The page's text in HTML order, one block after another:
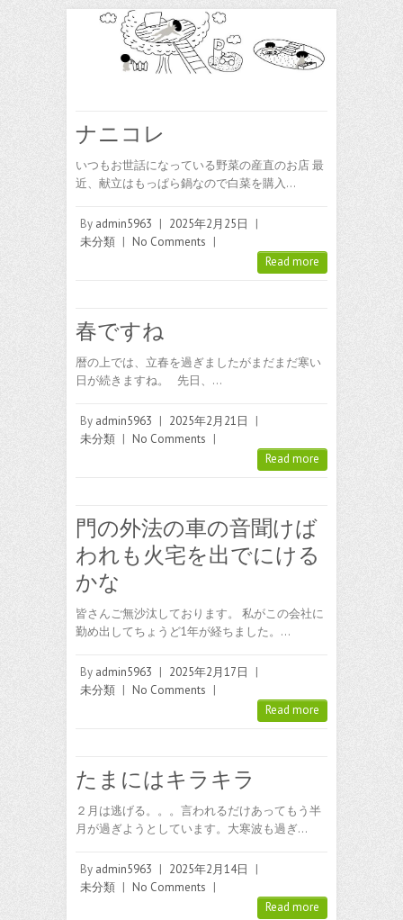
ナニコレ
いつもお世話になっている野菜の産直のお店 最
近、献立はもっぱら鍋なので白菜を購入…
By admin5963 | 2025年2月25日
|
未分類 | No Comments |
Read more
春ですね
暦の上では、立春を過ぎましたがまだまだ寒い
日が続きますね。 先日、…
By admin5963 | 2025年2月21日
|
未分類 | No Comments |
Read more
門の外法の車の音聞けば
われも火宅を出でにける
かな
皆さんご無沙汰しております。 私がこの会社に
勤め出してちょうど1年が経ちました。…
By admin5963 | 2025年2月17日
|
未分類 | No Comments |
Read more
たまにはキラキラ
２月は逃げる。。。言われるだけあってもう半
月が過ぎようとしています。大寒波も過ぎ…
By admin5963 | 2025年2月14日
|
未分類 | No Comments |
Read more